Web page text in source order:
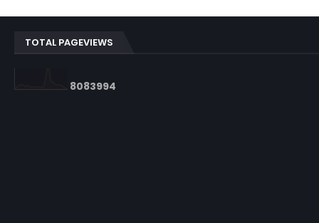
TOTAL PAGEVIEWS
8083994